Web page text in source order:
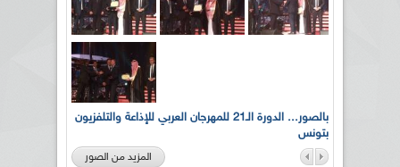
بالصور... الدورة الـ21 للمهرجان العربي للإذاعة والتلفزيون
بتونس
المزيد من الصور